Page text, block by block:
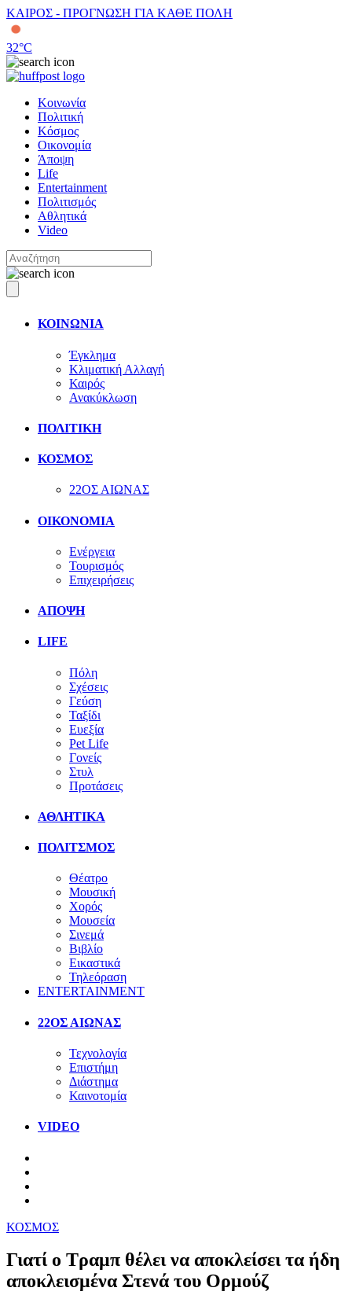
ΚΑΙΡΟΣ - ΠΡΟΓΝΩΣΗ ΓΙΑ ΚΑΘΕ ΠΟΛΗ
32°C
Κοινωνία
Πολιτική
Κόσμος
Οικονομία
Άποψη
Life
Entertainment
Πολιτισμός
Αθλητικά
Video
ΚΟΙΝΩΝΙΑ
Έγκλημα
Κλιματική Αλλαγή
Καιρός
Ανακύκλωση
ΠΟΛΙΤΙΚΗ
ΚΟΣΜΟΣ
22ΟΣ ΑΙΩΝΑΣ
ΟΙΚΟΝΟΜΙΑ
Ενέργεια
Τουρισμός
Επιχειρήσεις
ΑΠΟΨΗ
LIFE
Πόλη
Σχέσεις
Γεύση
Ταξίδι
Ευεξία
Pet Life
Γονείς
Στυλ
Προτάσεις
ΑΘΛΗΤΙΚΑ
ΠΟΛΙΤΣΜΟΣ
Θέατρο
Μουσική
Χορός
Μουσεία
Σινεμά
Βιβλίο
Εικαστικά
Τηλεόραση
ENTERTAINMENT
22ΟΣ ΑΙΩΝΑΣ
Τεχνολογία
Επιστήμη
Διάστημα
Καινοτομία
VIDEO
ΚΟΣΜΟΣ
Γιατί ο Τραμπ θέλει να αποκλείσει τα ήδη
αποκλεισμένα Στενά του Ορμούζ